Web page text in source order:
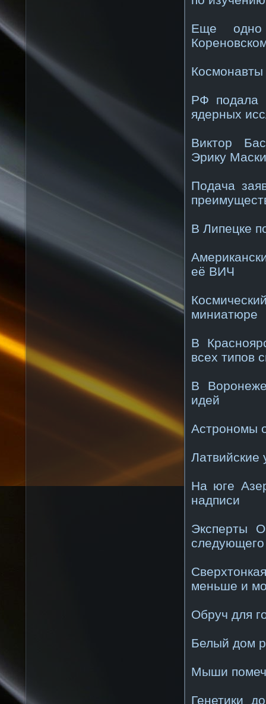
Еще одно
РФ подала
ядерных
Виктор
Эрику
Подача
В Липецке
её ВИЧ
миниатюре
В
всех типов
В
идей
Астрономы
Латвийские
На юге
надписи
Эксперты
меньше и
Обруч для
Белый дом
Мыши
Генетики